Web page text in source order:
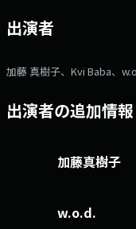
ン」 からどれかおひと
番号をお忘れなく！ (応
そう！」という あなたの
ちしてます♪ ▼13時台
& 願掛けの場所に使って
チラ ⇒twitterハッシュタ
「@fm802_pr」
出演者
加藤 真樹子、Kvi Baba、
出演者の追加情報
加藤真樹子
w.o.d.